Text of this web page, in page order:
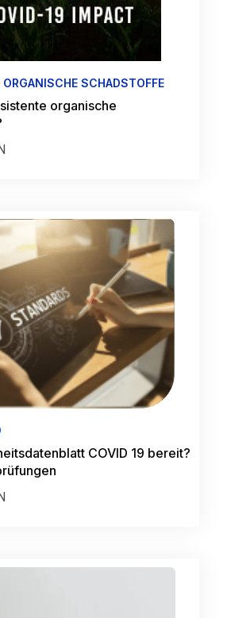
ORGANISCHE SCHADSTOFFE
organische
COVID 19 bereit?